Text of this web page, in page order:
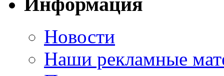
Новости
Наши рекламные